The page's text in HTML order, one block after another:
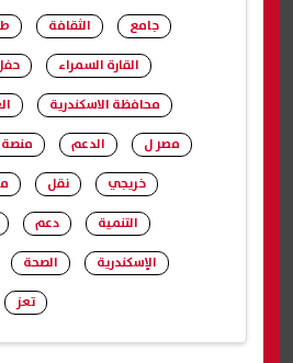
جامع
الثقافة
القارة السمراء
محافظة الاسكندرية
مصر ل
الدعم منصة
خريجي
نقل
التنمية
دعم
الإسكندرية
الصحة
تعز